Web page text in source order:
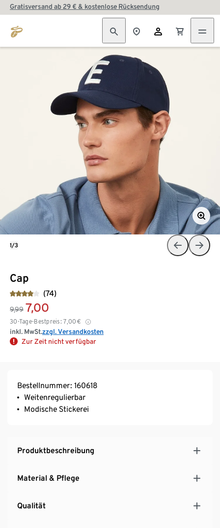
Gratisversand ab 29 € & kostenlose Rücksendung
Cap
(74)
9,99 7,00
30-Tage-Bestpreis: 7,00 €
inkl. MwSt.zzgl. Versandkosten
Zur Zeit nicht verfügbar
1/3
Bestellnummer: 160618
Weitenregulierbar
Modische Stickerei
Produktbeschreibung
Material & Pflege
Qualität